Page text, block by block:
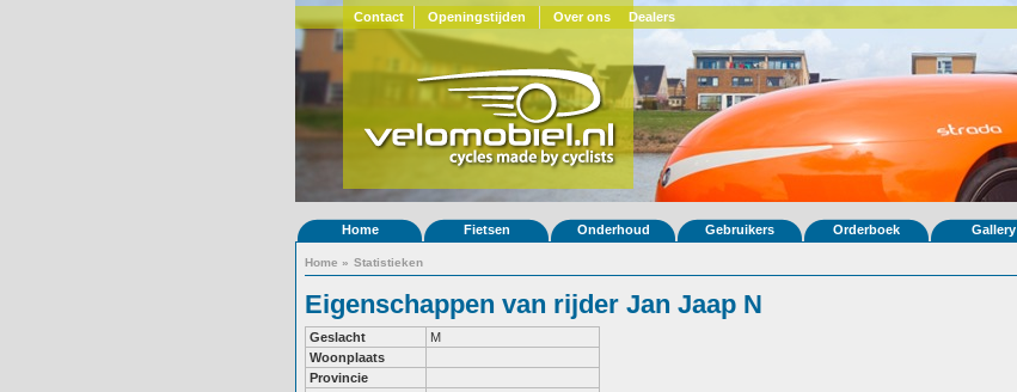
Contact Openingstijden Over ons Dealers
Home Fietsen Onderhoud Gebruikers Orderboek Gallery
Home » Statistieken
Eigenschappen van rijder Jan Jaap N
Geslacht
M
Woonplaats
Provincie